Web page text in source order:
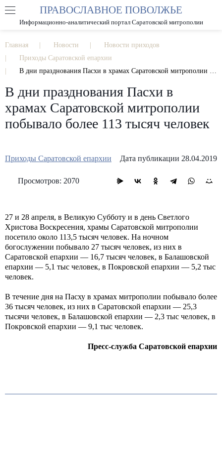
РАЗМЕР ШРИФТА А А
ПРАВОСЛАВНОЕ ПОВОЛЖЬЕ
Информационно-аналитический портал Саратовской митрополии
Главная Новости
Новости приходов
Приходы Саратовской епархии
В дни празднования Пасхи в храмах Саратовской митрополии побывало более 113 тысяч человек
В дни празднования Пасхи в
храмах Саратовской митрополии
побывало более 113 тысяч человек
Приходы Саратовской епархии Дата публикации 28.04.2019
Просмотров: 2070
27 и 28 апреля, в Великую Субботу и в день Светлого
Христова Воскресения, храмы Саратовской митрополии
посетило около 113,5 тысяч человек. На ночном
богослужении побывало 27 тысяч человек, из них в
Саратовской епархии — 16,7 тысяч человек, в Балашовской
епархии — 5,1 тыс человек, в Покровской епархии — 5,2 тыс
человек.
В течение дня на Пасху в храмах митрополии побывало более
36 тысяч человек, из них в Саратовской епархии — 25,3
тысячи человек, в Балашовской епархии — 2,3 тыс человек, в
Покровской епархии — 9,1 тыс человек.
Пресс-служба Саратовской епархии